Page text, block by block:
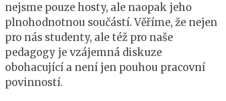
nejsme pouze hosty, ale naopak jeho
plnohodnotnou součástí. Věříme, že nejen
pro nás studenty, ale též pro naše
pedagogy je vzájemná diskuze
obohacující a není jen pouhou pracovní
povinností.